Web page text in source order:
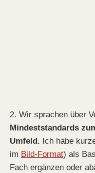
2. Wir sprachen über
Mindeststandards
Umfeld. Ich habe
im Bild-Format) als
Fach ergänzen oder